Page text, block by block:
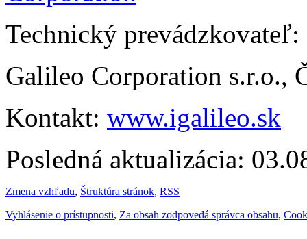
Technický prevádzkovateľ:
Galileo Corporation s.r.o.,
Kontakt: www.igalileo.sk
Posledná aktualizácia:
Zmena vzhľadu, Štruktúra stránok, RSS
Vyhlásenie o prístupnosti, Za obsah zodpovedá správca obsahu,